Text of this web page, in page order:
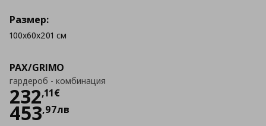
PAX/GRIMO
гардероб - комбинация
232,11€
Цена
453,97лв
Размер:
100x60x201 см